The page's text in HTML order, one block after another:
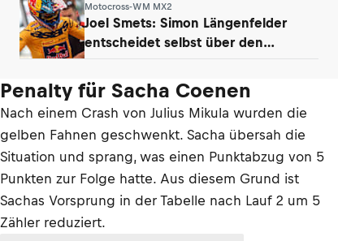
Motocross-WM MX2
Joel Smets: Simon Längenfelder
entscheidet selbst über den
Penalty für Sacha Coenen
Nach einem Crash von Julius Mikula wurden die
gelben Fahnen geschwenkt. Sacha übersah die
Situation und sprang, was einen Punktabzug von 5
Punkten zur Folge hatte. Aus diesem Grund ist
Sachas Vorsprung in der Tabelle nach Lauf 2 um 5
Zähler reduziert.